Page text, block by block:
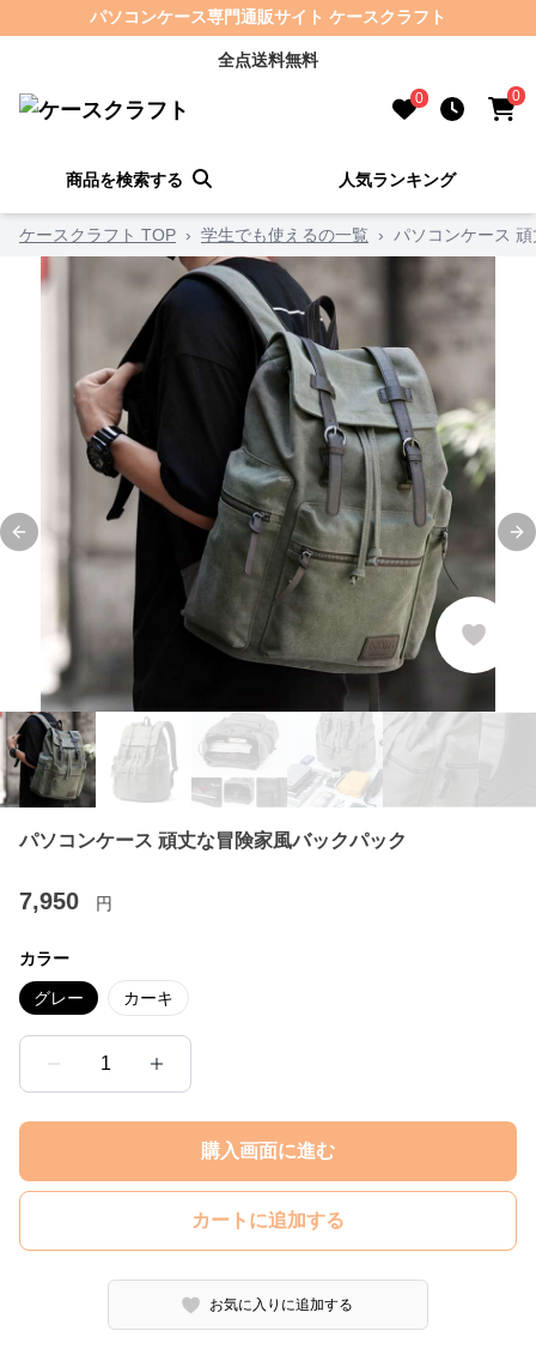
パソコンケース専門通販サイト ケースクラフト
全点送料無料
0 0
商品を検索する 人気ランキング
ケースクラフト TOP › 学生でも使えるの一覧 › パソコンケース
Previous slide
パソコンケース 頑丈な冒険家風バックパック
7,950 円
カラー
グレー カーキ
1
購入画面に進む
カートに追加する
お気に入りに追加する